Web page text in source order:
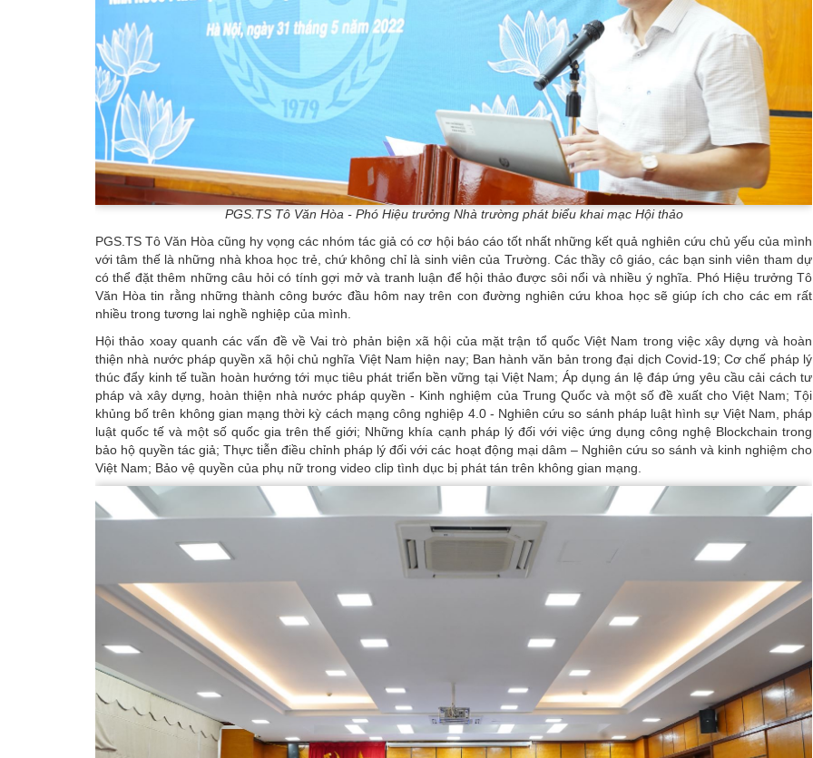
PGS.TS Tô Văn Hòa - Phó Hiệu trưởng Nhà trường phát biểu khai mạc Hội thảo
PGS.TS Tô Văn Hòa cũng hy vọng các nhóm tác giả có cơ hội báo cáo tốt nhất những kết quả nghiên cứu chủ yếu của mình
với tâm thế là những nhà khoa học trẻ, chứ không chỉ là sinh viên của Trường. Các thầy cô giáo, các bạn sinh viên tham dự
có thể đặt thêm những câu hỏi có tính gợi mở và tranh luận để hội thảo được sôi nổi và nhiều ý nghĩa. Phó Hiệu trưởng Tô
Văn Hòa tin rằng những thành công bước đầu hôm nay trên con đường nghiên cứu khoa học sẽ giúp ích cho các em rất
nhiều trong tương lai nghề nghiệp của mình.
Hội thảo xoay quanh các vấn đề về Vai trò phản biện xã hội của mặt trận tổ quốc Việt Nam trong việc xây dựng và hoàn
thiện nhà nước pháp quyền xã hội chủ nghĩa Việt Nam hiện nay; Ban hành văn bản trong đại dịch Covid-19; Cơ chế pháp lý
thúc đẩy kinh tế tuần hoàn hướng tới mục tiêu phát triển bền vững tại Việt Nam; Áp dụng án lệ đáp ứng yêu cầu cải cách tư
pháp và xây dựng, hoàn thiện nhà nước pháp quyền - Kinh nghiệm của Trung Quốc và một số đề xuất cho Việt Nam; Tội
khủng bố trên không gian mạng thời kỳ cách mạng công nghiệp 4.0 - Nghiên cứu so sánh pháp luật hình sự Việt Nam, pháp
luật quốc tế và một số quốc gia trên thế giới; Những khía cạnh pháp lý đối với việc ứng dụng công nghệ Blockchain trong
bảo hộ quyền tác giả; Thực tiễn điều chỉnh pháp lý đối với các hoạt động mại dâm – Nghiên cứu so sánh và kinh nghiệm cho
Việt Nam; Bảo vệ quyền của phụ nữ trong video clip tình dục bị phát tán trên không gian mạng.